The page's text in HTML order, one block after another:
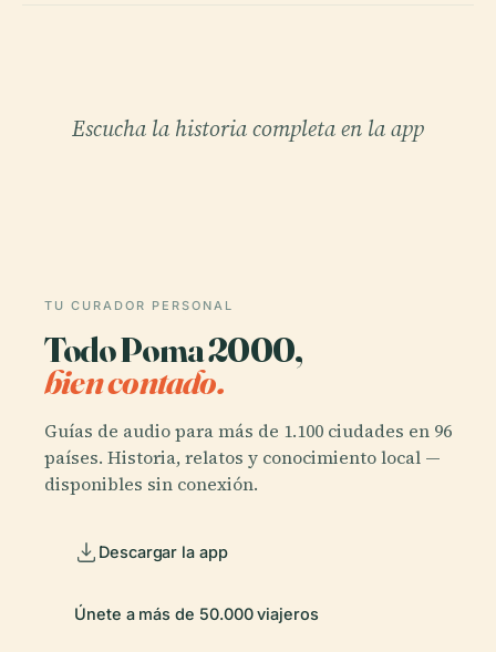
Escucha la historia completa en la app
TU CURADOR PERSONAL
Todo Poma 2000,
bien contado.
Guías de audio para más de 1.100 ciudades en 96
países. Historia, relatos y conocimiento local —
disponibles sin conexión.
Descargar la app
Únete a más de 50.000 viajeros